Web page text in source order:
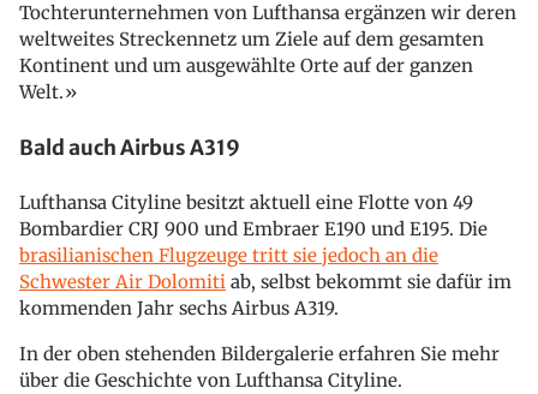
Tochterunternehmen von Lufthansa ergänzen wir deren
weltweites Streckennetz um Ziele auf dem gesamten
Kontinent und um ausgewählte Orte auf der ganzen
Welt.»
Bald auch Airbus A319
Lufthansa Cityline besitzt aktuell eine Flotte von 49
Bombardier CRJ 900 und Embraer E190 und E195. Die
brasilianischen Flugzeuge tritt sie jedoch an die
Schwester Air Dolomiti ab, selbst bekommt sie dafür im
kommenden Jahr sechs Airbus A319.
In der oben stehenden Bildergalerie erfahren Sie mehr
über die Geschichte von Lufthansa Cityline.